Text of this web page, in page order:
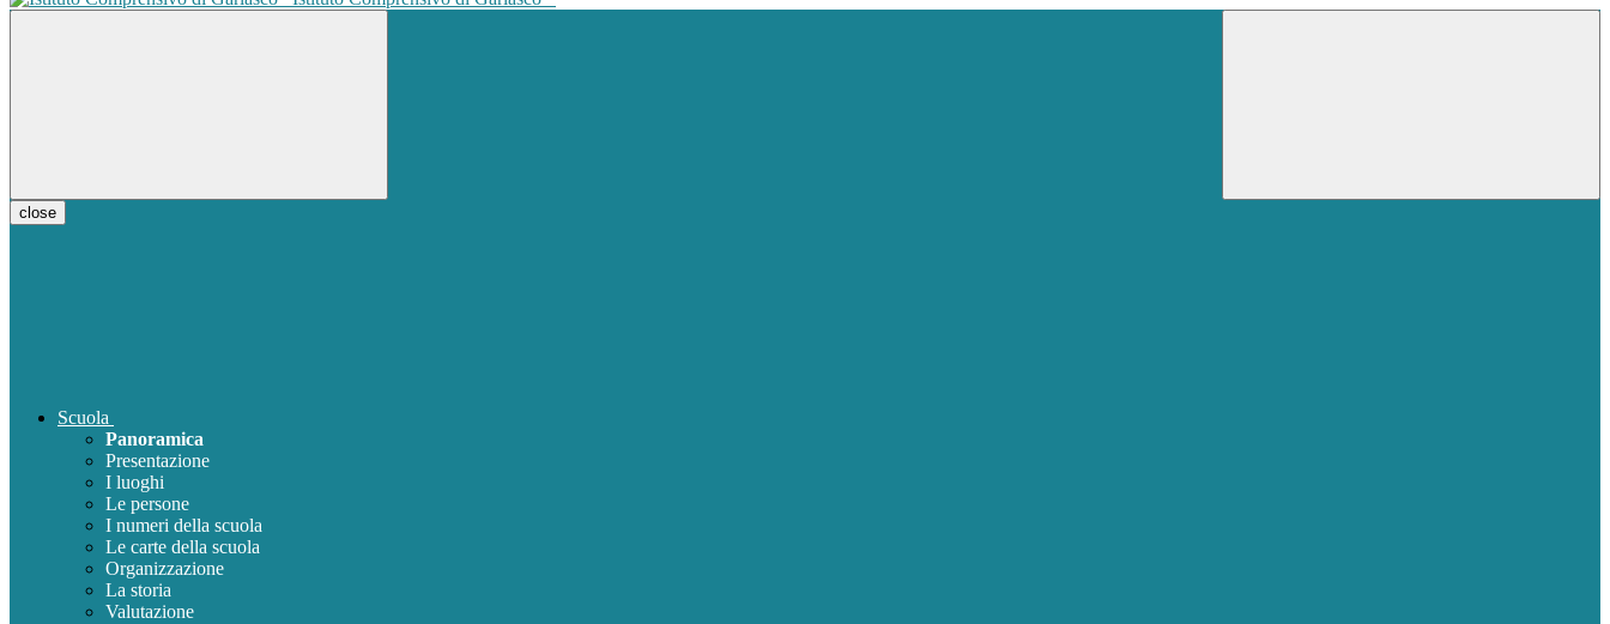
close
Scuola
Panoramica
Presentazione
I luoghi
Le persone
I numeri della scuola
Le carte della scuola
Organizzazione
La storia
Valutazione